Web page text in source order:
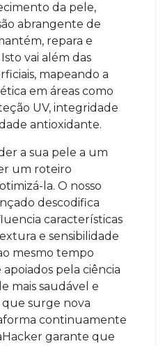
da pele,
abrangente de
repara e
vai além das
mapeando a
em áreas como
UV, integridade
antioxidante.
a sua pele a um
um roteiro
la. O nosso
descodifica
características
e sensibilidade
mesmo tempo
apoiados pela ciência
mais saudável e
que surge nova
continuamente
garante que